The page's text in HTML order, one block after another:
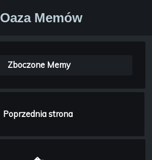
Oaza Memów
Zboczone Memy
Poprzednia strona